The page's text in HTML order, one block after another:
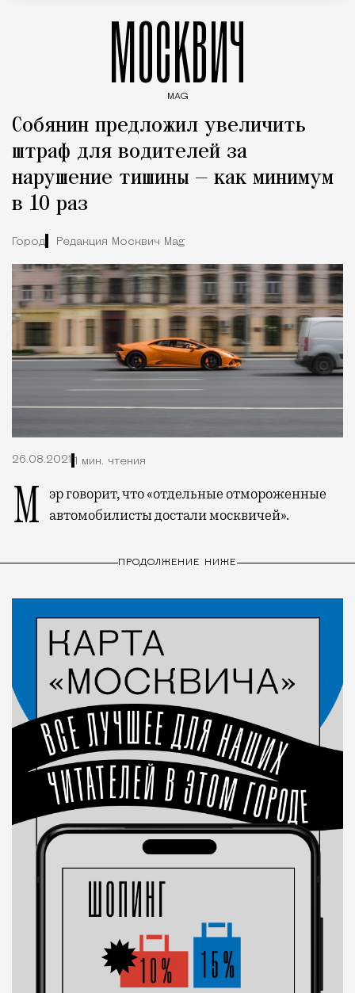
МОСКВИЧ
MAG
Собянин предложил увеличить
штраф для водителей за
нарушение тишины — как минимум
в 10 раз
Город Редакция Москвич Mag
26.08.2021 1 мин. чтения
Мэр говорит, что «отдельные отмороженные автомобилисты достали москвичей».
ПРОДОЛЖЕНИЕ НИЖЕ